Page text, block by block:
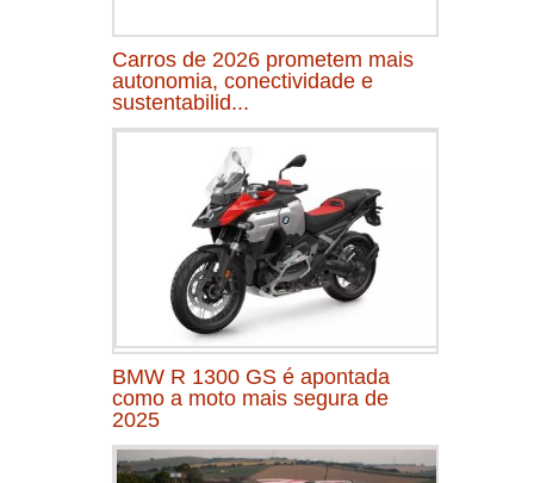
Carros de 2026 prometem mais
autonomia, conectividade e
sustentabilid...
BMW R 1300 GS é apontada
como a moto mais segura de
2025